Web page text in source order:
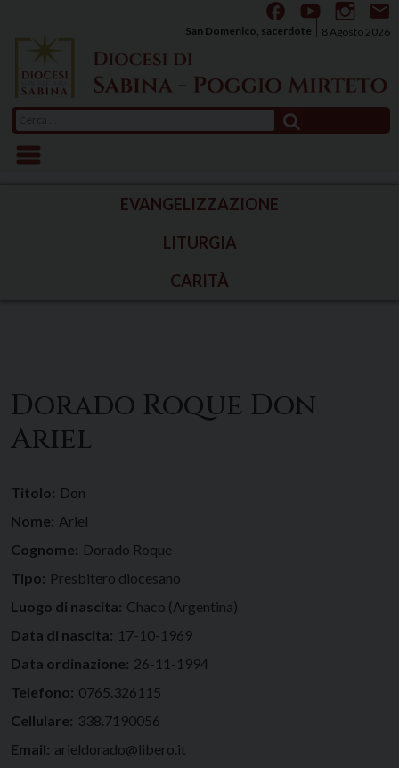
content
8 Agosto 2026
San Domenico, sacerdote
per:
EVANGELIZZAZIONE
LITURGIA
CARITÀ
Dorado Roque Don
Ariel
Titolo: Don
Nome: Ariel
Cognome: Dorado Roque
Tipo: Presbitero diocesano
Luogo di nascita: Chaco (Argentina)
Data di nascita: 17-10-1969
Data ordinazione: 26-11-1994
Telefono: 0765.326115
Cellulare: 338.7190056
Email: arieldorado@libero.it